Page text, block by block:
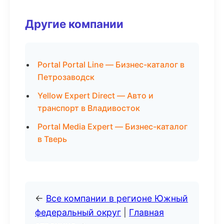
Другие компании
Portal Portal Line — Бизнес-каталог в
Петрозаводск
Yellow Expert Direct — Авто и
транспорт в Владивосток
Portal Media Expert — Бизнес-каталог
в Тверь
← Все компании в регионе Южный
федеральный округ
Главная